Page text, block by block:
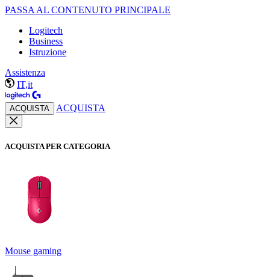
PASSA AL CONTENUTO PRINCIPALE
Logitech
Business
Istruzione
Assistenza
IT,it
ACQUISTA ACQUISTA
ACQUISTA PER CATEGORIA
Mouse gaming